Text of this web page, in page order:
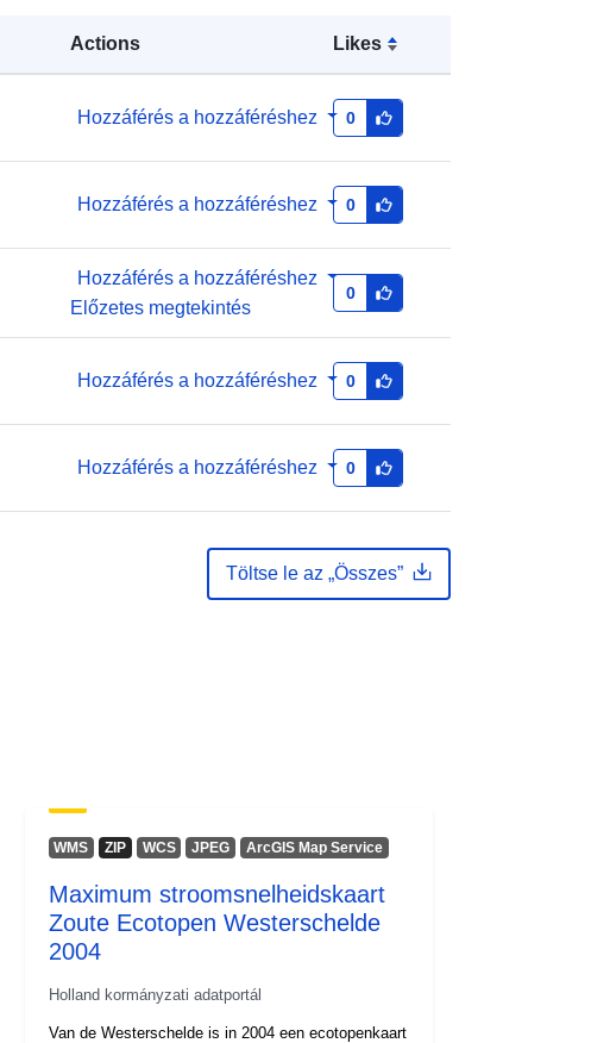
Actions Likes
Hozzáférés a hozzáféréshez 0
Hozzáférés a hozzáféréshez 0
Hozzáférés a hozzáféréshez
Előzetes megtekintés
0
Hozzáférés a hozzáféréshez 0
Hozzáférés a hozzáféréshez 0
Töltse le az „Összes”
http://data.europa.eu/88u/dataset/12
stroomsnelheidskaart-zoute-
ecotopen-westerschelde-2016
WMS ZIP WCS JPEG ArcGIS Map Service
Maximum stroomsnelheidskaart
Zoute Ecotopen Westerschelde
2004
Holland kormányzati adatportál
Van de Westerschelde is in 2004 een ecotopenkaart